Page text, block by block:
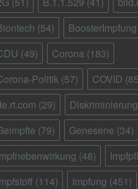
(54) BoosterImpfung
(49) Corona (183)
Politik (57) COVID
(29) Diskriminierung
(79) Genesene (34)
(48)
(114) Impfung (451)